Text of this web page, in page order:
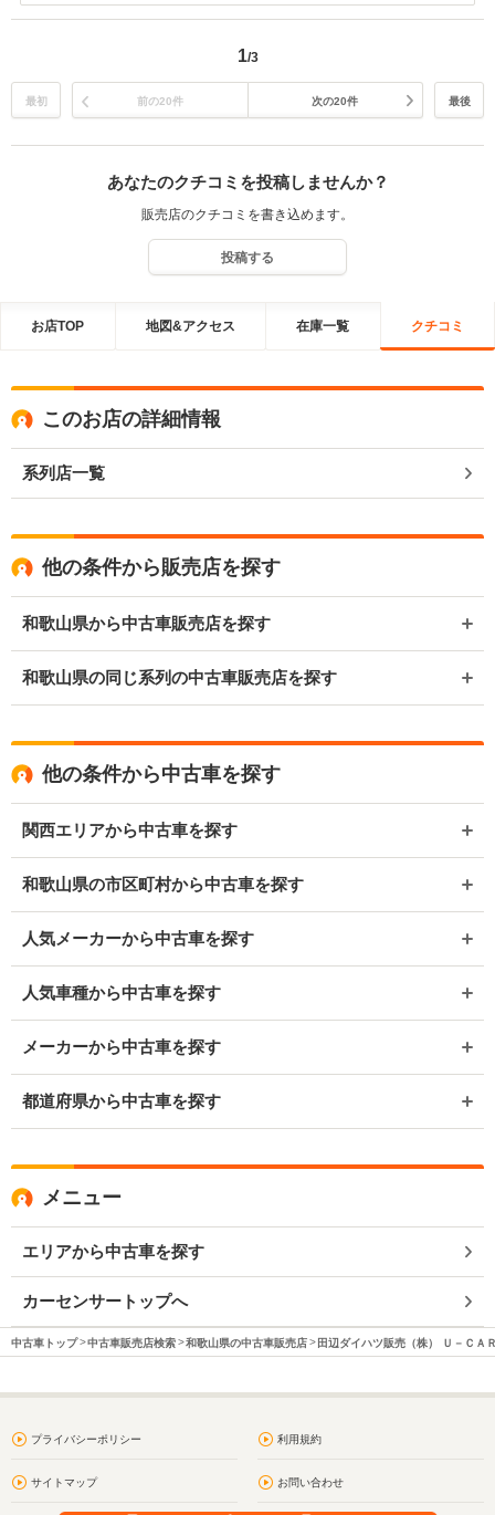
1/3
最初 前の20件 次の20件 最後
あなたのクチコミを投稿しませんか？
販売店のクチコミを書き込めます。
投稿する
お店TOP 地図&アクセス 在庫一覧 クチコミ
このお店の詳細情報
系列店一覧
他の条件から販売店を探す
和歌山県から中古車販売店を探す
和歌山県の同じ系列の中古車販売店を探す
他の条件から中古車を探す
関西エリアから中古車を探す
和歌山県の市区町村から中古車を探す
人気メーカーから中古車を探す
人気車種から中古車を探す
メーカーから中古車を探す
都道府県から中古車を探す
メニュー
エリアから中古車を探す
カーセンサートップへ
中古車トップ 中古車販売店検索 和歌山県の中古車販売店 田辺ダイハツ販売（株） Ｕ－ＣＡ
プライバシーポリシー 利用規約
サイトマップ お問い合わせ